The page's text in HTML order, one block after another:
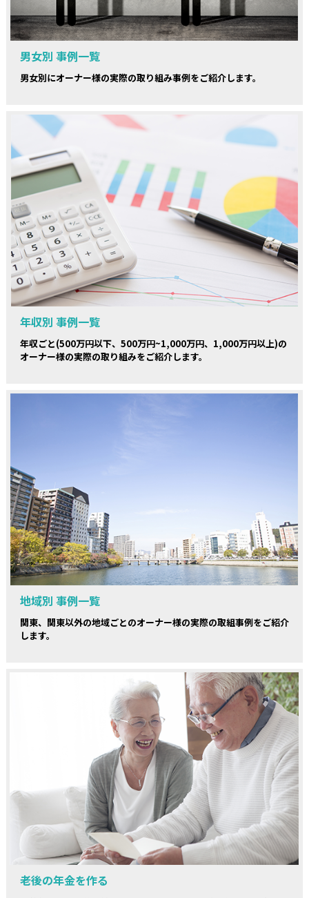
男女別 事例一覧
男女別にオーナー様の実際の取り組み事例をご紹介します。
年収別 事例一覧
年収ごと(500万円以下、500万円~1,000万円、1,000万円以上)の
オーナー様の実際の取り組みをご紹介します。
地域別 事例一覧
関東、関東以外の地域ごとのオーナー様の実際の取組事例をご紹介
します。
老後の年金を作る